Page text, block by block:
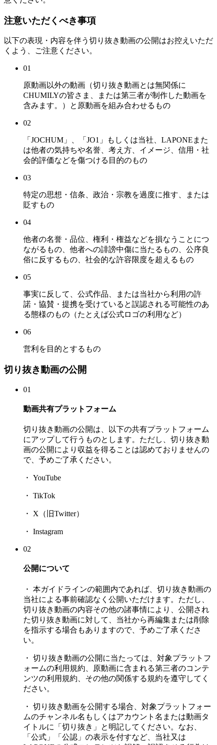
注意いただくべき事項
以下の表現・内容を伴う切り抜き動画の公開はお控えいただ
くよう、ご注意ください。
01
原動画以外の動画（切り抜き動画とは無関係に
CHUMILYの皆さま、または第三者が制作した動画を
含みます。）と原動画を組み合わせるもの
02
「JOCHUM」、「JO1」もしくは当社、LAPONEまた
は他者の気持ちや名誉、考え方、イメージ、信用・社
会的評価などを傷つける目的のもの
03
特定の思想・信条、政治・宗教を過度に推す、または
貶すもの
04
他者の名誉・品位、権利・権益などを損なうことにつ
ながるもの、他者への誹謗中傷に当たるもの、公序良
俗に反するもの、社会的な許容限度を超えるもの
05
事実に反して、公式作品、または当社から利用の許
諾・協賛・提携を受けていると誤認される可能性のあ
る態様のもの（たとえば公式ロゴの利用など）
06
営利を目的とするもの
切り抜き動画の公開
01
動画共有プラットフォーム
切り抜き動画の公開は、以下の共有プラットフォーム
にアップして行うものとします。ただし、切り抜き動
画の公開により収益を得ることは認めておりませんの
で、予めご了承ください。
・ YouTube
・ TikTok
・ X（旧Twitter）
・ Instagram
02
公開について
・ 本ガイドラインの範囲内であれば、切り抜き動画の
当社による事前確認なく公開いただけます。ただし、
切り抜き動画の内容その他の諸事情により、公開され
た切り抜き動画に対して、当社から再編集または削除
を指示する場合もありますので、予めご了承くださ
い。
・ 切り抜き動画の公開に当たっては、対象プラットフ
ォームの利用規約、原動画に含まれる第三者のコンテ
ンツの利用規約、その他の関係する規約を遵守してく
ださい。
・ 切り抜き動画を公開する場合、対象プラットフォー
ムのチャンネル名もしくはアカウント名または動画タ
イトルに「切り抜き」と明記してください。なお、
「公式」「公認」の表示を付すなど、当社又は